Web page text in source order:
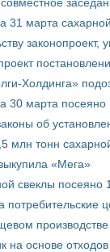
31 марта
Холдинга»
марта посеяно
об
млн тонн
«Мега»
свеклы посеяно
на основе